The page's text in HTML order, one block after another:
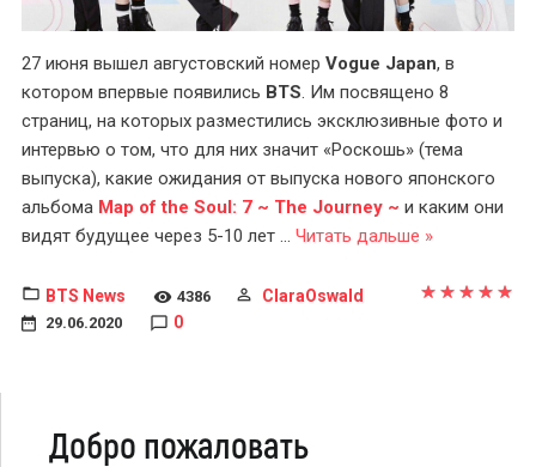
27 июня вышел августовский номер Vogue Japan, в
котором впервые появились BTS . Им посвящено 8
страниц, на которых разместились эксклюзивные фото и
интервью о том, что для них значит «Роскошь» (тема
выпуска), какие ожидания от выпуска нового японского
альбома Map of the Soul: 7 ~ The Journey ~ и каким они
видят будущее через 5-10 лет
Читать дальше »
BTS News 4386 ClaraOswald
29.06.2020 0
Добро пожаловать